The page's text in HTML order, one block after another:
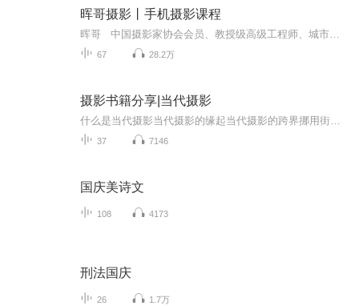
晖哥摄影丨手机摄影课程
67 28.2万
摄影书籍分享|当代摄影
37 7146
国庆美诗文
108 4173
刑法国庆
26 1.7万